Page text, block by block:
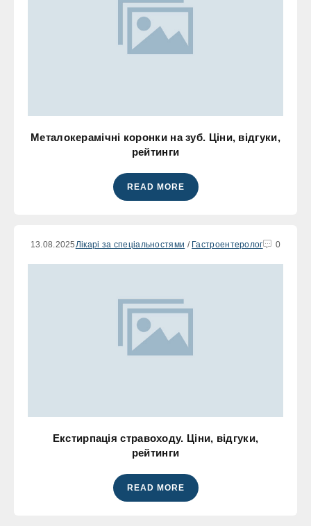
Металокерамічні коронки на зуб. Ціни, відгуки,
рейтинги
READ MORE
13.08.2025 Лікарі за спеціальностями / Гастроентеролог 0
Екстирпація стравоходу. Ціни, відгуки,
рейтинги
READ MORE